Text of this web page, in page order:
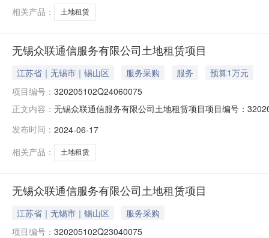
相关产品：
土地租赁
无锡众联通信服务有限公司土地租赁项目
江苏省｜无锡市｜锡山区 服务采购 服务
预算1万元
项目编号： 320205102Q24060075
正文内容： 无锡众联通信服务有限公司土地租赁项目项目编号：
租赁项目项目位置无锡市锡山区羊尖镇廊下村项目四至
村使
发布时间： 2024-06-17
相关产品：
土地租赁
无锡众联通信服务有限公司土地租赁项目
江苏省｜无锡市｜锡山区
服务采购
项目编号： 320205102Q23040075